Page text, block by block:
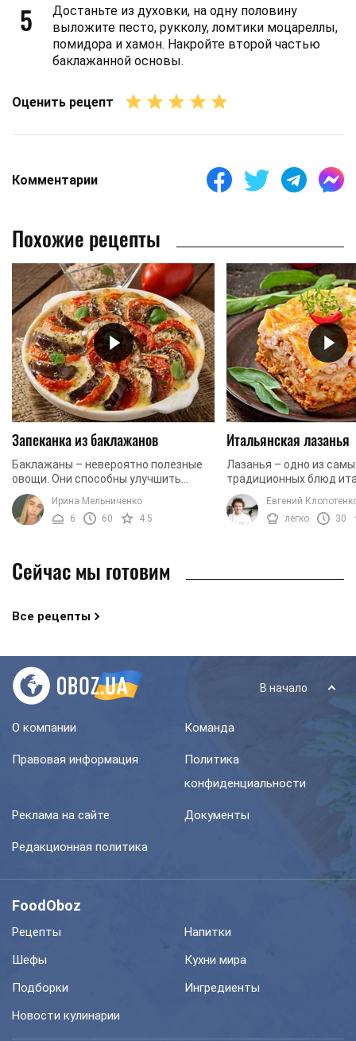
5
Достаньте из духовки, на одну половину
выложите песто, рукколу, ломтики моцареллы,
помидора и хамон. Накройте второй частью
баклажанной основы.
Оценить рецепт
Комментарии
Похожие рецепты
Запеканка из баклажанов
Баклажаны – невероятно полезные
овощи. Они способны улучшить
память, а также служат прекрасным
антиоксидантом. Кроме того,
употребление баклажанов ...
Ирина Мельниченко
6
60 4.5
Итальянская лазанья
Лазанья – одно из
традиционных блюд
кухни. В ее основе
фарш, много сыра и
тесто. Идеальный ...
Евгений
легко
30
Сейчас мы готовим
Все рецепты
В начало
О компании Команда
Правовая информация
Политика
конфиденциальности
Реклама на сайте Документы
Редакционная политика
FoodOboz
Рецепты
Напитки
Шефы
Кухни мира
Подборки
Ингредиенты
Новости кулинарии